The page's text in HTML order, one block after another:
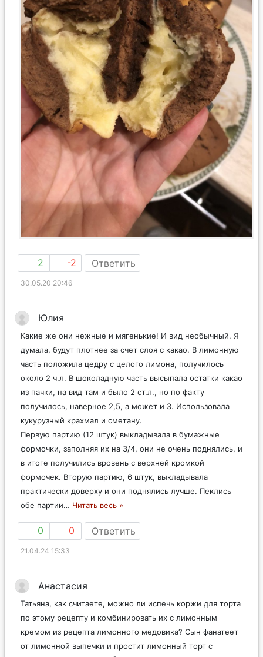
2 -2 Ответить
30.05.20 20:46
Юлия
Какие же они нежные и мягенькие! И вид необычный. Я
думала, будут плотнее за счет слоя с какао. В лимонную
часть положила цедру с целого лимона, получилось
около 2 ч.л. В шоколадную часть высыпала остатки какао
из пачки, на вид там и было 2 ст.л., но по факту
получилось, наверное 2,5, а может и 3. Использовала
кукурузный крахмал и сметану.
Первую партию (12 штук) выкладывала в бумажные
формочки, заполняя их на 3/4, они не очень поднялись, и
в итоге получились вровень с верхней кромкой
формочек. Вторую партию, 6 штук, выкладывала
практически доверху и они поднялись лучше. Пеклись
обе партии… Читать весь »
0 0 Ответить
21.04.24 15:33
Анастасия
Татьяна, как считаете, можно ли испечь коржи для торта
по этому рецепту и комбинировать их с лимонным
кремом из рецепта лимонного медовика? Сын фанатеет
от лимонной выпечки и простит лимонный торт с